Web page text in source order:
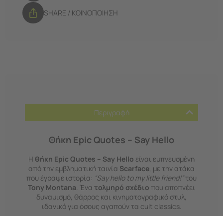
SHARE / ΚΟΙΝΟΠΟΙΗΣΗ
Περιγραφή
Θήκη Epic Quotes – Say Hello
Η θήκη Epic Quotes – Say Hello είναι εμπνευσμένη
από την εμβληματική ταινία Scarface, με την ατάκα
που έγραψε ιστορία: “Say hello to my little friend!”του
Tony Montana. Ένα τολμηρό σχέδιο που αποπνέει
δυναμισμό, θάρρος και κινηματογραφικό στυλ,
ιδανικό για όσους αγαπούν τα cult classics.